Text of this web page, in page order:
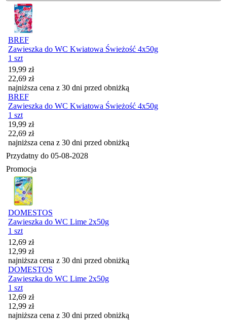
BREF
Zawieszka do WC Kwiatowa Świeżość 4x50g
1 szt
Cena promocyjna
19,99 zł
22,69 zł
najniższa cena z 30 dni przed obniżką
BREF
Zawieszka do WC Kwiatowa Świeżość 4x50g
1 szt
Cena promocyjna
19,99 zł
22,69 zł
najniższa cena z 30 dni przed obniżką
Przydatny do 05-08-2028
Promocja
DOMESTOS
Zawieszka do WC Lime 2x50g
1 szt
Cena promocyjna
12,69 zł
12,99 zł
najniższa cena z 30 dni przed obniżką
DOMESTOS
Zawieszka do WC Lime 2x50g
1 szt
Cena promocyjna
12,69 zł
12,99 zł
najniższa cena z 30 dni przed obniżką